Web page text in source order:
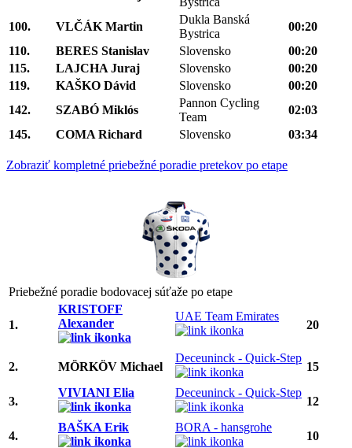
100. VLČÁK Martin
Dukla Banská
Bystrica
00:20
110.
BERES Stanislav Slovensko
00:20
115.
LAJCHA Juraj Slovensko
00:20
119.
KAŠKO Dávid Slovensko
00:20
142.
SZABÓ Miklós
Pannon Cycling
Team
02:03
145.
COMA Richard Slovensko 03:34
Zobraziť kompletné priebežné poradie pretekov po etape
Priebežné poradie bodovacej súťaže po etape
1.
KRISTOFF
Alexander
UAE Team Emirates
20
2. MÖRKÖV Michael
Deceuninck - Quick-Step
15
3.
VIVIANI Elia Deceuninck - Quick-Step
12
4.
BAŠKA Erik BORA - hansgrohe
10